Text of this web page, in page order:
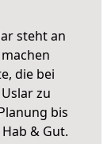
steht an
die bei
zu
bis
& Gut.